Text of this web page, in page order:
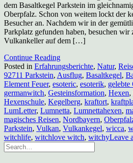
dem Basaltkegel Parkstein im
Oberpfalz. Schon von weitem lockt der
Besucher an. Nachdem wir in der
Parkplatz gefunden haben, besuchen wir
Vulkankeller auf dem […]
Continue Reading
Posted in Erfahrungsberichte, Natur,
92711 Parkstein, Ausflug, Basaltkegel,
Element Feuer, esoteric, esoterik, gelebte
germanwitch, Gesteinsformation, Hexen,
Hexenschule, Kegelberg, kraftort,
LumLetter, Lumnetta, Lumnettahexen,
magisches Reisen, Nordbayern,
Parkstein, Vulkan, Vulkankegel, wicca,
witchlife, witchlove witch, witchyLeave